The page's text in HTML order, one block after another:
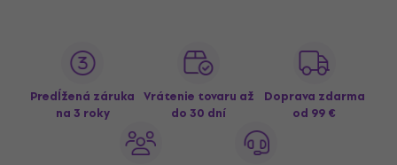
Predĺžená záruka
na 3 roky
Vrátenie tovaru až
do 30 dní
Doprava zdarma
od 99 €